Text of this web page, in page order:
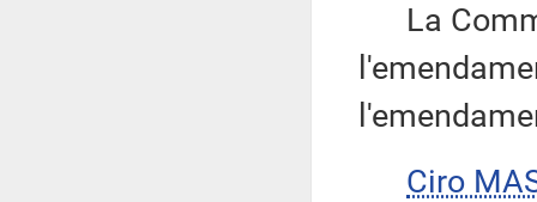
La
Ciro